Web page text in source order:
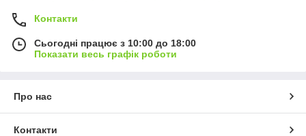
Контакти
Сьогодні працює з 10:00 до 18:00
Показати весь графік роботи
Про нас
Контакти